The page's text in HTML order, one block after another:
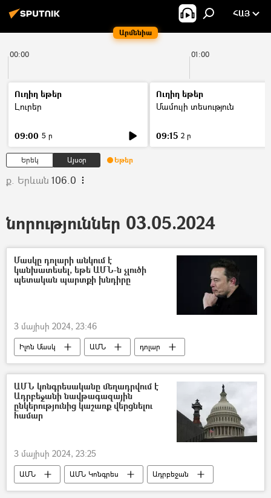
Արմենիա
ՀԱՅ
00:00 01:00
Ուղիղ եթեր
Լուրեր
09:00 5 ր
Ուղիղ եթեր
Մամուլի տեսություն
09:15 2 ր
Երեկ Այսօր Եթեր
ք. Երևան 106.0
նորություններ 03.05.2024
Մասկը դոլարի անկում է
կանխատեսել, եթե ԱՄՆ-ն չլուծի
պետական պարտքի խնդիրը
3 մայիսի 2024, 23:46
Իլոն Մասկ ԱՄՆ դոլար
ԱՄՆ կոնգրեսականը մեղադրվում է
Ադրբեջանի նավթագազային
ընկերությունից կաշառք վերցնելու
համար
3 մայիսի 2024, 23:25
ԱՄՆ ԱՄՆ Կոնգրես
Ադրբեջան
Կաշառք